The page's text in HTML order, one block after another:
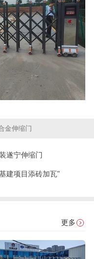
金伸缩门
遂宁伸缩门
建项目添砖加瓦"
更多